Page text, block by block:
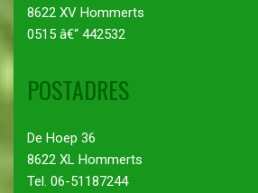
8622 XV Hommerts
0515 â€“ 442532
POSTADRES
De Hoep 36
8622 XL Hommerts
Tel. 06-51187244